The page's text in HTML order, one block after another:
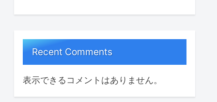
Recent Comments
表示できるコメントはありません。